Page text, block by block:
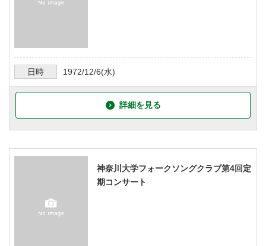
日時 1972/12/6(水)
詳細を見る
神奈川大学フォークソングクラブ第4回定
期コンサート